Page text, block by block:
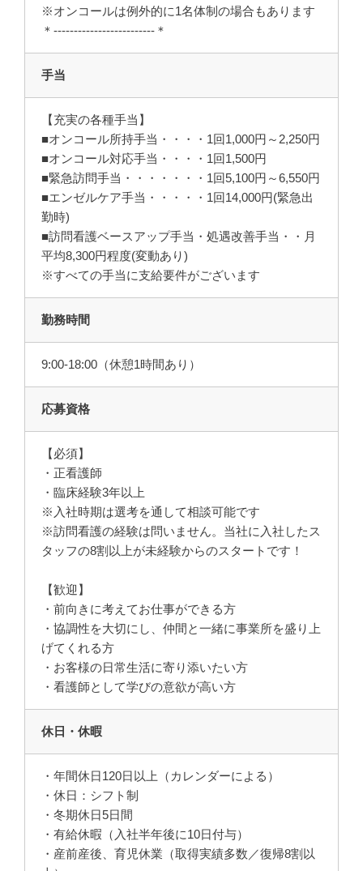
※オンコールは例外的に1名体制の場合もあります
＊-------------------------＊
手当
【充実の各種手当】
■オンコール所持手当・・・・1回1,000円～2,250円
■オンコール対応手当・・・・1回1,500円
■緊急訪問手当・・・・・・・1回5,100円～6,550円
■エンゼルケア手当・・・・・1回14,000円(緊急出
勤時)
■訪問看護ベースアップ手当・処遇改善手当・・月
平均8,300円程度(変動あり)
※すべての手当に支給要件がございます
勤務時間
9:00-18:00（休憩1時間あり）
応募資格
【必須】
・正看護師
・臨床経験3年以上
※入社時期は選考を通して相談可能です
※訪問看護の経験は問いません。当社に入社したス
タッフの8割以上が未経験からのスタートです！
【歓迎】
・前向きに考えてお仕事ができる方
・協調性を大切にし、仲間と一緒に事業所を盛り上
げてくれる方
・お客様の日常生活に寄り添いたい方
・看護師として学びの意欲が高い方
休日・休暇
・年間休日120日以上（カレンダーによる）
・休日：シフト制
・冬期休日5日間
・有給休暇（入社半年後に10日付与）
・産前産後、育児休業（取得実績多数／復帰8割以